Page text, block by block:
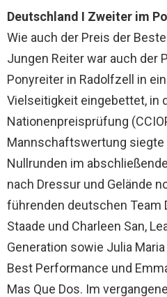
Deutschland I Zweiter im
Wie auch der Preis der
Jungen Reiter war auch der
Ponyreiter in Radolfzell in
Vielseitigkeit eingebettet, in
Nationenpreisprüfung
Mannschaftswertung siegte
Nullrunden im
nach Dressur und Gelände
führenden deutschen Team
Staade und Charleen San,
Generation sowie Julia
Best Performance und
Mas Que Dos. Im